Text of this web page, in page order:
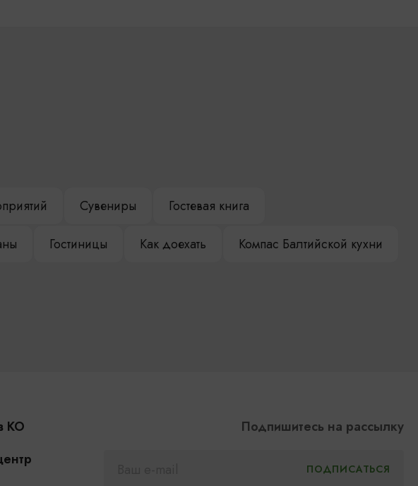
Сувениры Гостевая книга
Гостиницы Как доехать Компас Балтийской кухни
КО
Подпишитесь на рассылку